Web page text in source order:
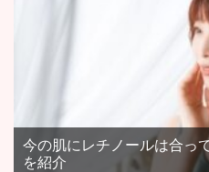
今の肌にレチノールは合っ
を紹介